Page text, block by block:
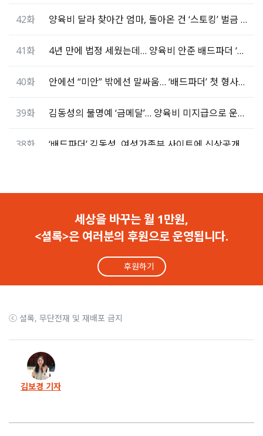
42화 양육비 달라 찾아간 엄마, 돌아온 건 ‘스토킹’ 벌금 300만원
41화 4년 만에 법정 세웠는데… 양육비 안준 배드파더 ‘집행유예’
40화 안에선 “미안” 밖에선 말싸움… ‘배드파더’ 첫 형사재판
39화 김동성의 불명예 ‘금메달’… 양육비 미지급으로 운전면허 정지
38화 ‘배드파더’ 김동성, 여성가족부 사이트에 신상공개
31화 전 부인과 기자 폭행한 악성 ‘배드파더’ 항소 기각
30화 전 부인과 기자 때린 악성 ‘배드파더’, 결국 법정구속
29화 아.. 또 김동성, 이번엔 양육비 감액 소송 제기
세상을 바꾸는 월 1만원,
<셜록>은 여러분의 후원으로 운영됩니다.
후원하기
ⓒ 셜록, 무단전재 및 재배포 금지
김보경 기자